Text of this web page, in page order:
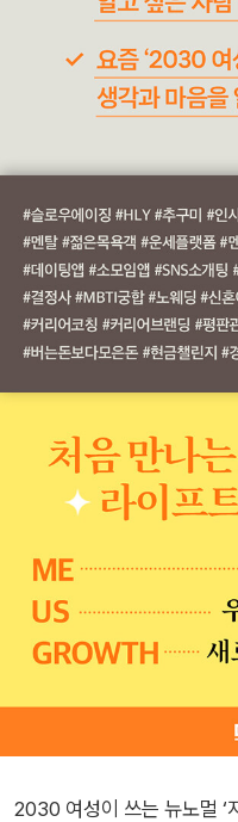
2030 여성이 쓰는 뉴노멀 ‘